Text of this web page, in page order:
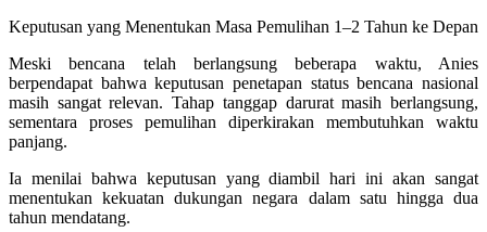
Keputusan yang Menentukan Masa Pemulihan 1–2 Tahun ke Depan
Meski bencana telah berlangsung beberapa waktu, Anies
berpendapat bahwa keputusan penetapan status bencana nasional
masih sangat relevan. Tahap tanggap darurat masih berlangsung,
sementara proses pemulihan diperkirakan membutuhkan waktu
panjang.
Ia menilai bahwa keputusan yang diambil hari ini akan sangat
menentukan kekuatan dukungan negara dalam satu hingga dua
tahun mendatang.